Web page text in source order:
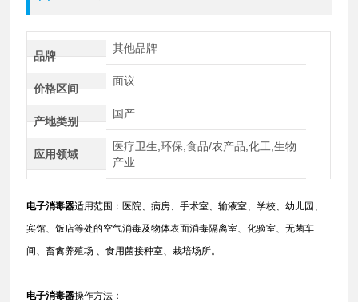
品牌
其他品牌
价格区间
面议
产地类别
国产
应用领域
医疗卫生,环保,食品/农产品,化工,生物
产业
电子消毒器适用范围：医院、病房、手术室、输液室、学校、幼儿园、
宾馆、饭店等处的空气消毒及物体表面消毒隔离室、化验室、无菌车
间、畜禽养殖场 、食用菌接种室、栽培场所。
电子消毒器操作方法：